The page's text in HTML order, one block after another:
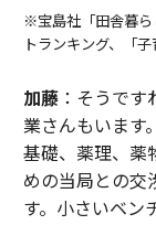
※宝島社「田舎暮ら
トランキング、「
加藤：そうです
業さんもいます
基礎、薬理、薬
めの当局との交
す。小さいベン